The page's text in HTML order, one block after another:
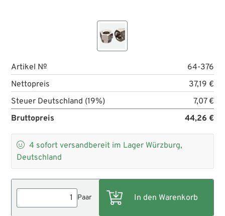
Artikel №
64-376
Nettopreis
37,19 €
Steuer Deutschland (19%)
7,07 €
Bruttopreis
44,26 €
 4 sofort versandbereit im Lager Würzburg,
Deutschland
Paar